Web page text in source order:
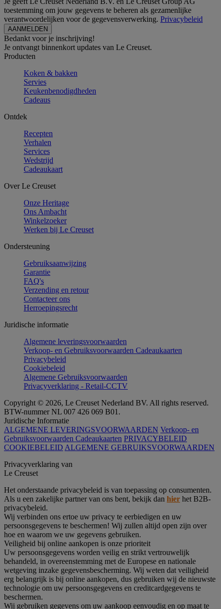
toestemming om jouw gegevens te beheren als gezamenlijke
verantwoordelijken voor de gegevensverwerking. Privacybeleid
Bedankt voor je inschrijving!
Je ontvangt binnenkort updates van Le Creuset.
Producten
Koken & bakken
Servies
Keukenbenodigdheden
Cadeaus
Ontdek
Recepten
Verhalen
Services
Wedstrijd
Cadeaukaart
Over Le Creuset
Onze Heritage
Ons Ambacht
Winkelzoeker
Werken bij Le Creuset
Ondersteuning
Gebruiksaanwijzing
Garantie
FAQ's
Verzending en retour
Contacteer ons
Herroepingsrecht
Juridische informatie
Algemene leveringsvoorwaarden
Verkoop- en Gebruiksvoorwaarden Cadeaukaarten
Privacybeleid
Cookiebeleid
Algemene Gebruiksvoorwaarden
Privacyverklaring - Retail-CCTV
Copyright © 2026, Le Creuset Nederland BV. All rights reserved.
BTW-nummer NL 007 426 069 B01.
Juridische Informatie
ALGEMENE LEVERINGSVOORWAARDEN Verkoop- en
Gebruiksvoorwaarden Cadeaukaarten PRIVACYBELEID
COOKIEBELEID ALGEMENE GEBRUIKSVOORWAARDEN
Privacyverklaring van
Le Creuset
Het onderstaande privacybeleid is van toepassing op consumenten.
Als u een zakelijke partner van ons bent, bekijk dan hier het B2B-
privacybeleid.
Wij verbinden ons ertoe uw privacy te eerbiedigen en uw
persoonsgegevens te beschermen! Wij zullen altijd open zijn over
hoe en waarom we uw gegevens gebruiken.
Veiligheid bij online aankopen is onze prioriteit
Uw persoonsgegevens worden veilig en strikt vertrouwelijk
behandeld, in overeenstemming met de Europese en nationale
wetgeving inzake gegevensbescherming. Wij weten dat veiligheid
erg belangrijk is bij online aankopen, dus gebruiken wij de nieuwste
technologie om uw persoonsgegevens en creditcardgegevens te
beschermen.
Wij gebruiken gegevens om uw aankoop eenvoudig en op maat te